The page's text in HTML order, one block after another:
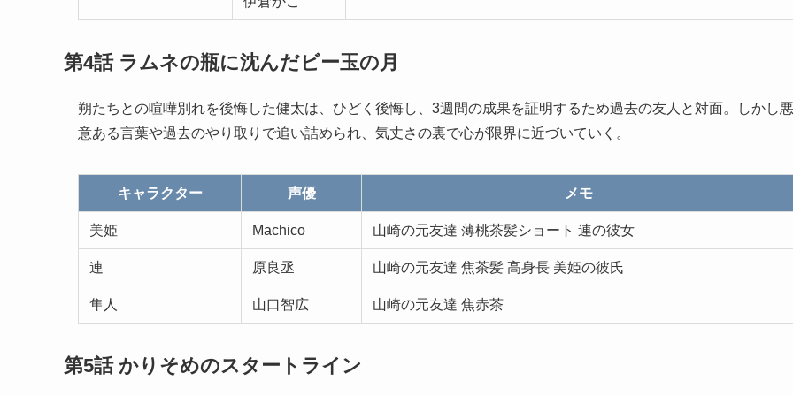
第4話 ラムネの瓶に沈んだビー玉の月
朔たちとの喧嘩別れを後悔した健太は、ひどく後悔し、3週間の成果を証明するため過去の友人と対面。しかし悪
意ある言葉や過去のやり取りで追い詰められ、気丈さの裏で心が限界に近づいていく。
キャラクター 声優 メモ
美姫 Machico 山崎の元友達 薄桃茶髪ショート 連の彼女
連 原良丞 山崎の元友達 焦茶髪 高身長 美姫の彼氏
隼人 山口智広 山崎の元友達 焦赤茶
第5話 かりそめのスタートライン